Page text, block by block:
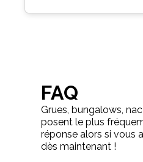
FAQ
Grues, bungalows,
posent le plus
réponse alors si vous
dès maintenant !